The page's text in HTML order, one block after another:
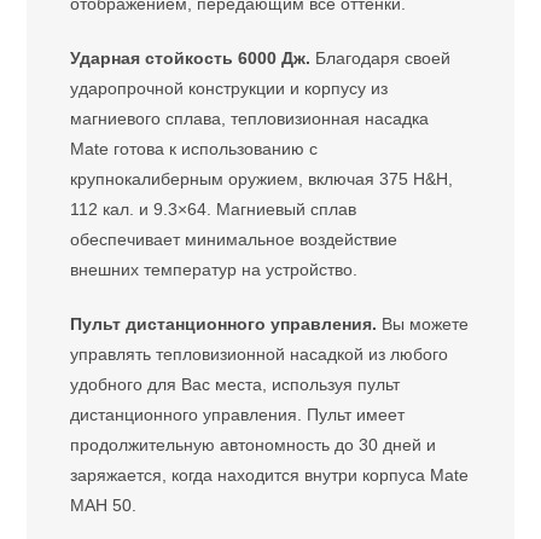
Ударная стойкость 6000 Дж. Благодаря своей
ударопрочной конструкции и корпусу из
магниевого сплава, тепловизионная насадка
Mate готова к использованию с
крупнокалиберным оружием, включая 375 H&H,
112 кал. и 9.3×64. Магниевый сплав
обеспечивает минимальное воздействие
внешних температур на устройство.
Пульт дистанционного управления. Вы можете
управлять тепловизионной насадкой из любого
удобного для Вас места, используя пульт
дистанционного управления. Пульт имеет
продолжительную автономность до 30 дней и
заряжается, когда находится внутри корпуса Mate
MAH 50.